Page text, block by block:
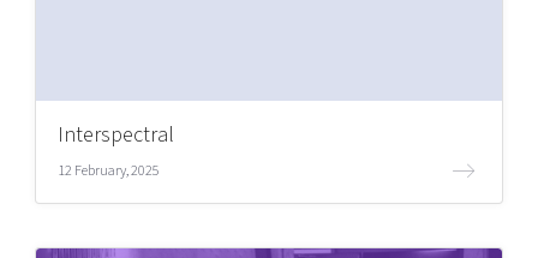
Interspectral
12 February, 2025